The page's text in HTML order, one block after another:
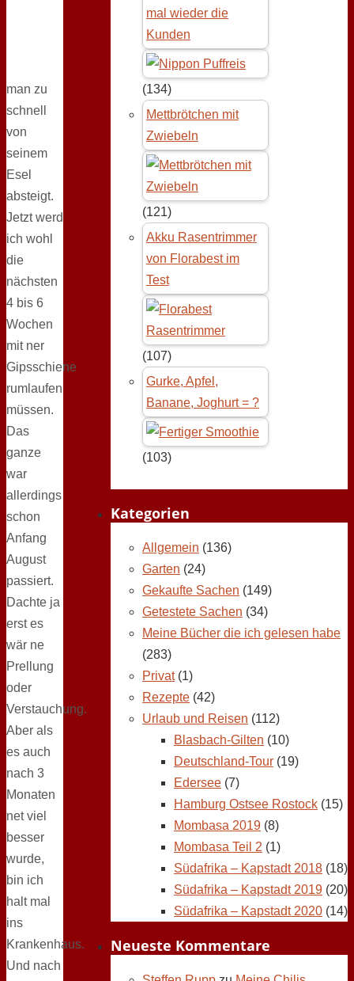
man zu
schnell
von
seinem
Esel
absteigt.
Jetzt werd
ich wohl
die
nächsten
4 bis 6
Wochen
mit ner
Gipsschiene
rumlaufen
müssen.
Das
ganze
war
allerdings
schon
Anfang
August
passiert.
Dachte ja
erst es
wär ne
Prellung
oder
Verstauchung.
Aber als
es auch
nach 3
Monaten
net viel
besser
wurde,
bin ich
halt mal
ins
Krankenhaus.
Und nach
mal wieder die
Kunden
(134)
Mettbrötchen mit
Zwiebeln
(121)
Akku Rasentrimmer
von Florabest im
Test
(107)
Gurke, Apfel,
Banane, Joghurt = ?
(103)
Kategorien
Allgemein (136)
Garten (24)
Gekaufte Sachen (149)
Getestete Sachen (34)
Meine Bücher die ich gelesen habe
(283)
Privat(1)
Rezepte (42)
Urlaub und Reisen (112)
Blasbach-Gilten (10)
Deutschland-Tour (19)
Edersee (7)
Hamburg Ostsee Rostock (15)
Mombasa 2019 (8)
Mombasa Teil 2 (1)
Südafrika – Kapstadt 2018 (18)
Südafrika – Kapstadt 2019 (20)
Südafrika – Kapstadt 2020 (14)
Neueste Kommentare